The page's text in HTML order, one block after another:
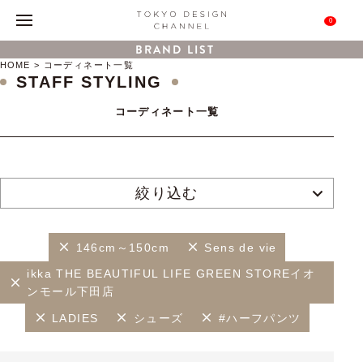
0
BRAND LIST
HOME コーディネート一覧
STAFF STYLING
コーディネート一覧
絞り込む
146cm～150cm Sens de vie
ikka THE BEAUTIFUL LIFE GREEN STOREイオ
ンモール下田店
LADIES シューズ #ハーフパンツ